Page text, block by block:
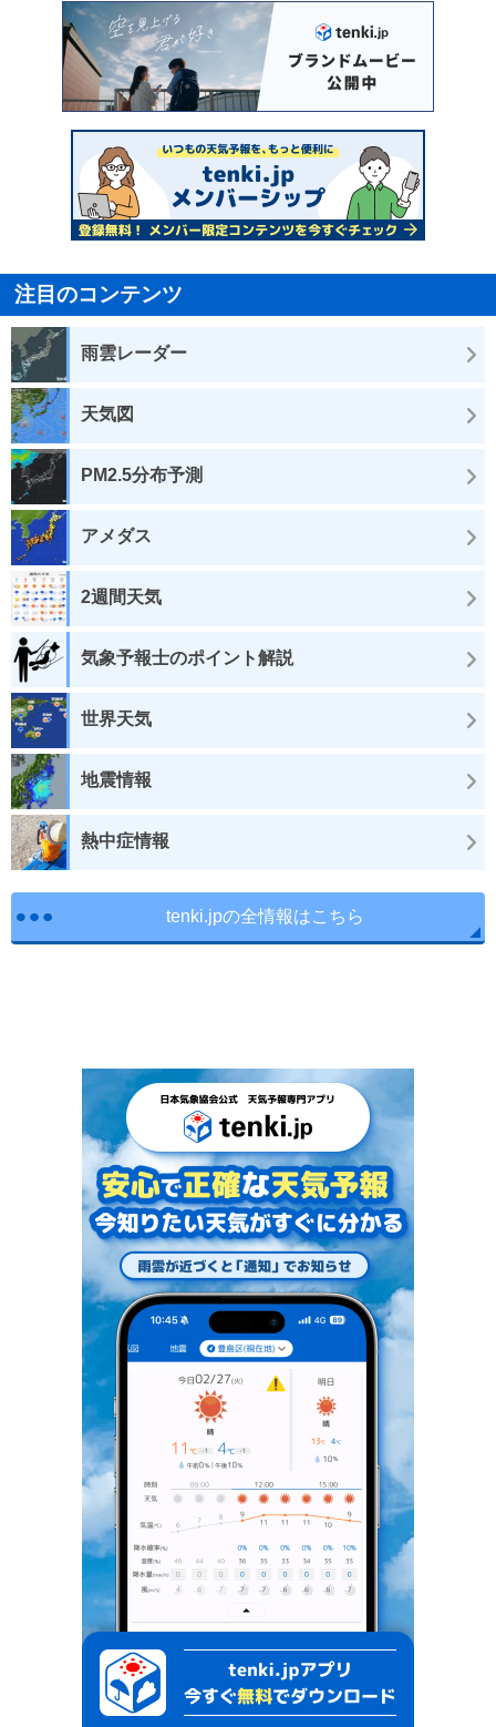
注目のコンテンツ
雨雲レーダー
天気図
PM2.5分布予測
アメダス
2週間天気
気象予報士のポイント解説
世界天気
地震情報
熱中症情報
tenki.jpの全情報はこちら